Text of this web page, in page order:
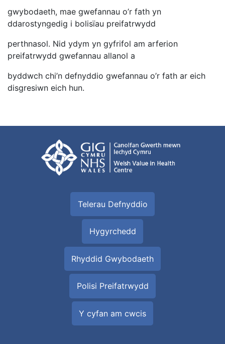
gwybodaeth, mae gwefannau o’r fath yn
ddarostyngedig i bolisïau preifatrwydd
perthnasol. Nid ydym yn gyfrifol am arferion
preifatrwydd gwefannau allanol a
byddwch chi’n defnyddio gwefannau o’r fath ar eich
disgresiwn eich hun.
Telerau Defnyddio
Hygyrchedd
Rhyddid Gwybodaeth
Polisi Preifatrwydd
Y cyfan am cwcis